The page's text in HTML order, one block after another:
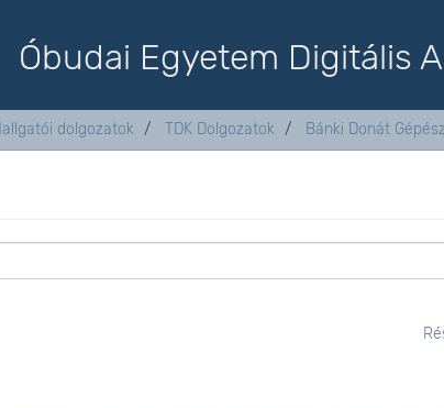
Óbudai Egyetem Digitális
dolgozatok TDK Dolgozatok Bánki Donát